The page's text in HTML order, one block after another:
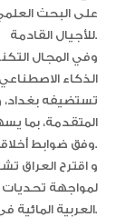
على البحث
للأجيال القادمة.
وفي المجال
الذكاء
تستضيفه بغداد،
المتقدمة، بما
وفق ضوابط أخلاقية تراعي خصوصية المجتمعات العربية.
و اقترح العراق
لمواجهة تحديات
العربية المائية في إطار الأمن القومي العربي.